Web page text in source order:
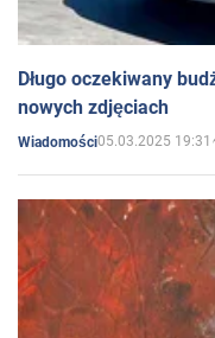
Długo oczekiwany
nowych zdjęciach
Wiadomości05.03.2025 19:31